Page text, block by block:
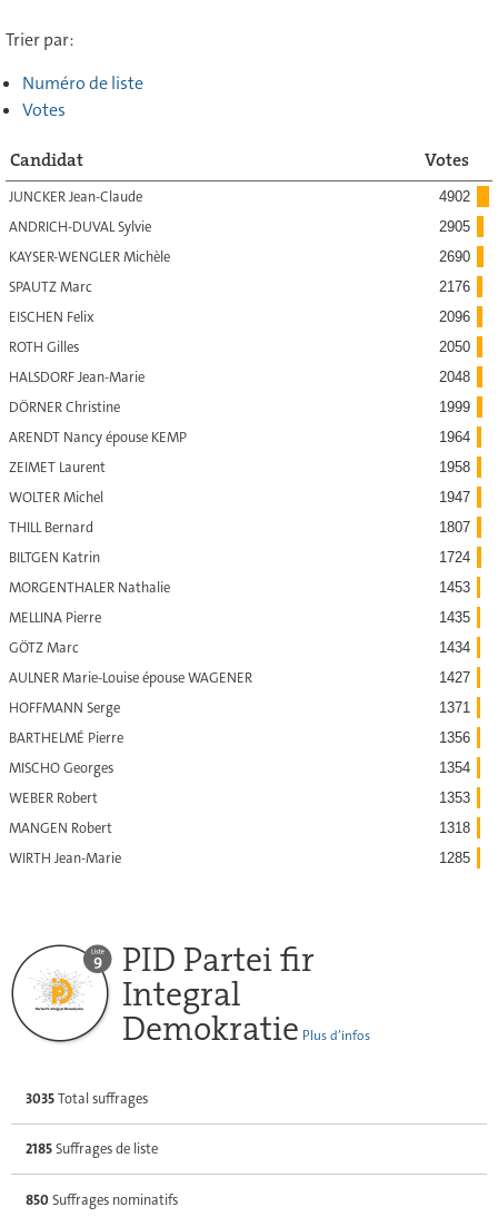
Trier par:
Numéro de liste
Votes
Candidat Votes
JUNCKER Jean-Claude 4902
ANDRICH-DUVAL Sylvie 2905
KAYSER-WENGLER Michèle 2690
SPAUTZ Marc 2176
EISCHEN Felix 2096
ROTH Gilles 2050
HALSDORF Jean-Marie 2048
DÖRNER Christine 1999
ARENDT Nancy épouse KEMP 1964
ZEIMET Laurent 1958
WOLTER Michel 1947
THILL Bernard 1807
BILTGEN Katrin 1724
MORGENTHALER Nathalie 1453
MELLINA Pierre 1435
GÖTZ Marc 1434
AULNER Marie-Louise épouse WAGENER 1427
HOFFMANN Serge 1371
BARTHELMÉ Pierre 1356
MISCHO Georges 1354
WEBER Robert 1353
MANGEN Robert 1318
WIRTH Jean-Marie 1285
PID Partei fir
Integral
Demokratie Plus d’infos
3035Total suffrages
2185Suffrages de liste
850Suffrages nominatifs